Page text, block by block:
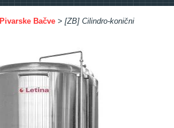
Pivarske Bačve > [ZB] Cilindro-konični